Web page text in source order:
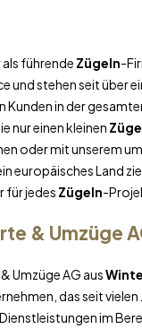
führende Zügeln-
und stehen seit über
Kunden in der
nur einen kleinen
oder mit unserem
europäisches Land
für jedes Zügeln-
& Umzüge
Umzüge AG aus
das seit
im